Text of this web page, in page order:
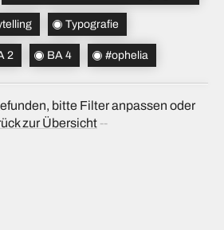
(1)
(2)
(alt → neu)
Typografie
2 BA 4 #ophelia
bitte Filter anpassen oder
zur Übersicht